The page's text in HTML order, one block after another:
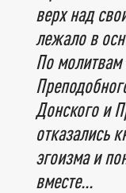
верх над
лежало в
По
Донского и
отказались
эгоизма и
вместе...